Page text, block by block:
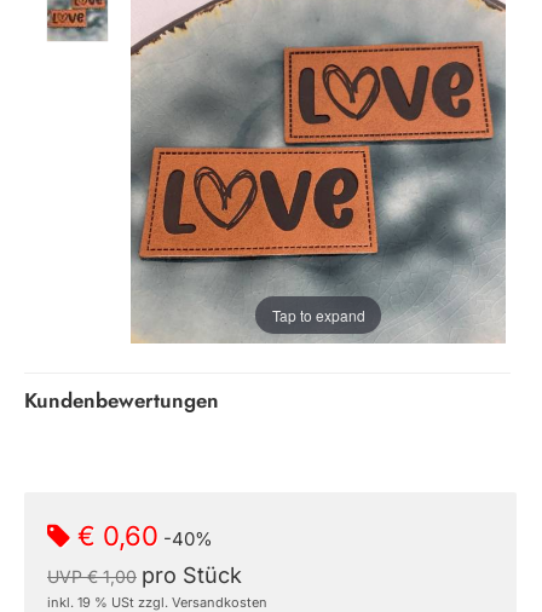
Tap to expand
Kundenbewertungen
€ 0,60 -40%
UVP € 1,00 pro Stück
inkl. 19 % USt zzgl. Versandkosten